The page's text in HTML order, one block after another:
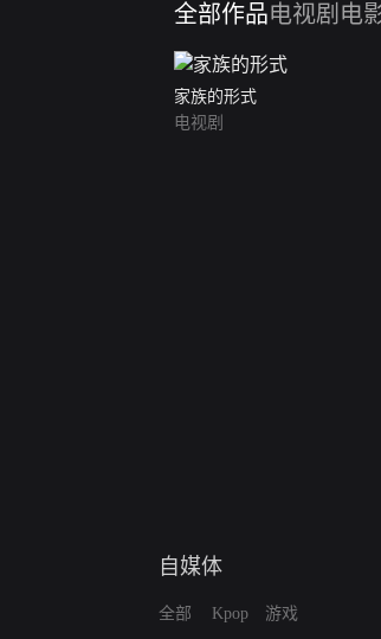
全部作品电视剧 电
家族的形式
电视剧
自媒体
全部 Kpop 游戏